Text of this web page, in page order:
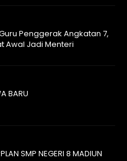
Penggerak Angkatan 7,
Awal Jadi Menteri
BARU
SMP NEGERI 8 MADIUN